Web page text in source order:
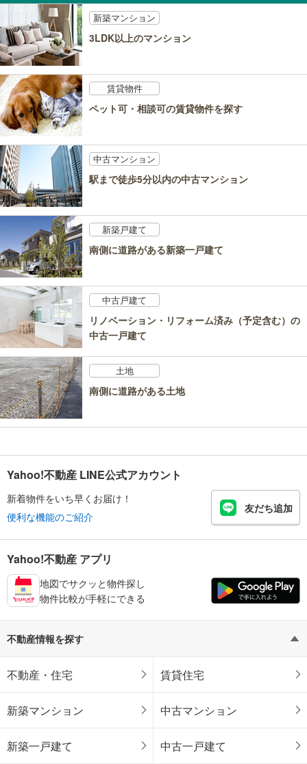
新築マンション
3LDK以上のマンション
賃貸物件
ペット可・相談可の賃貸物件を探す
中古マンション
駅まで徒歩5分以内の中古マンション
新築戸建て
南側に道路がある新築一戸建て
中古戸建て
リノベーション・リフォーム済み（予定含む）の
中古一戸建て
土地
南側に道路がある土地
Yahoo!不動産 LINE公式アカウント
新着物件をいち早くお届け！
便利な機能のご紹介
友だち追加
Yahoo!不動産 アプリ
地図でサクッと物件探し
物件比較が手軽にできる
不動産情報を探す
不動産・住宅 賃貸住宅
新築マンション 中古マンション
新築一戸建て 中古一戸建て